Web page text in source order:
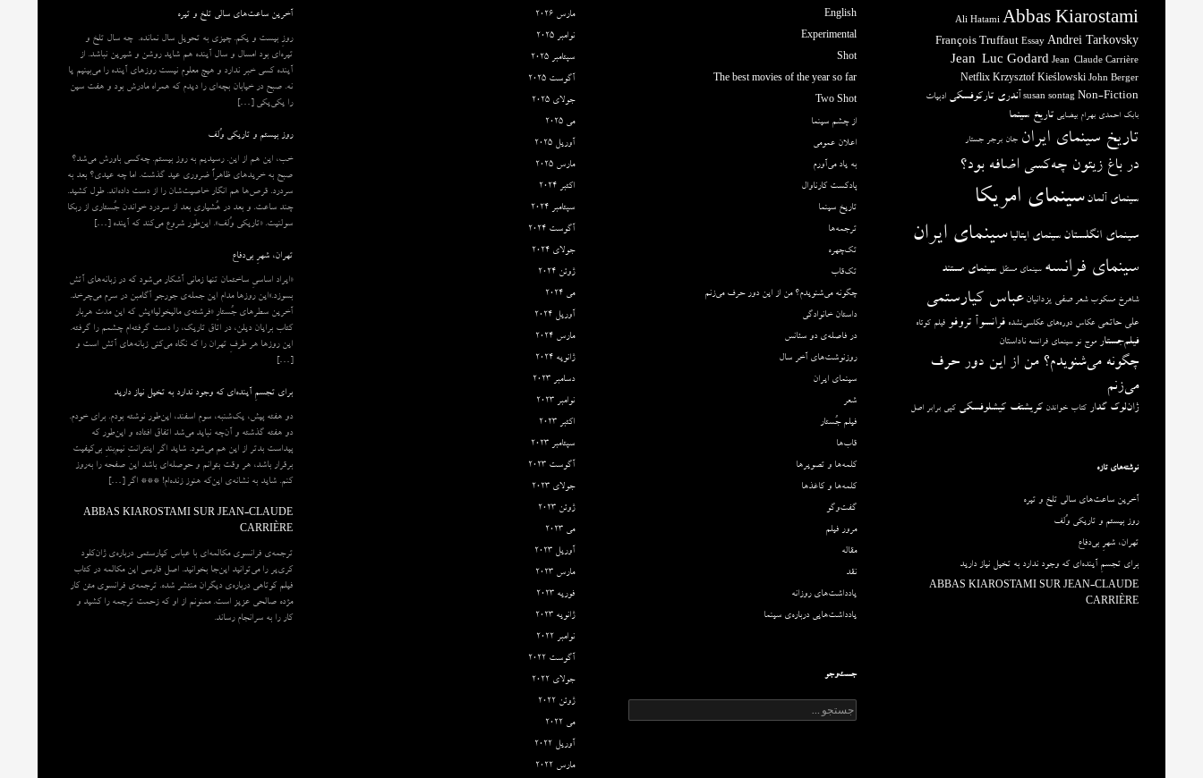
Abbas Kiarostami
Ali Hatami
Andrei Tarkovsky
Essay
François Truffaut
Jean-Claude Carrière
Jean-Luc Godard
John Berger
Krzysztof Kieślowski
Netflix
Non-Fiction
susan sontag آندری تارکوفسکی ادبیات
بابک احمدی بهرام بیضایی تاریخ سینما
تاریخ سینمای ایران جان برجر جستار
در باغ زیتون چه‌کسی اضافه بود؟
سینمای آلمان سینمای امریکا
سینمای انگلستان سینمای ایتالیا سینمای ایران
سینمای فرانسه سینمای مستقل سینمای مستند
شاهرخ مسکوب شعر صفی یزدانیان عباس کیارستمی
علی حاتمی عکاس دوره‌های عکاسی‌نشده فرانسوآ تروفو فیلم کوتاه
فیلم‌جستار موج نو سینمای فرانسه ناداستان
چگونه می‌شنویدم؟ من از این دور حرف
می‌زنم
ژان‌لوک گدار کتاب خواندن کریشتف کیشلوفسکی کپی برابر اصل
English
Experimental
Shot
The best movies of the year so far
Two Shot
از چشم سینما
اعلان عمومی
به یاد می‌آورم
پادکست کارناوال
تاریخ سینما
ترجمه‌ها
تک‌چهره
تک‌قاب
چگونه می‌شنویدم؟ من از این دور حرف می‌زنم
داستان خانوادگی
در فاصله‌ی دو سئانس
روزنوشت‌های آخر سال
سینمای ایران
شعر
فیلم جُستار
قاب‌ها
کلمه‌ها و تصویرها
کلمه‌ها و کاغذها
گفت‌وگو
مرور فیلم
مقاله‌
نقد
یادداشت‌های روزانه
یادداشت‌هایی درباره‌ی سینما
مارس 2026
نوامبر 2025
سپتامبر 2025
آگوست 2025
جولای 2025
می 2025
آوریل 2025
مارس 2025
اکتبر 2024
سپتامبر 2024
آگوست 2024
جولای 2024
ژوئن 2024
می 2024
آوریل 2024
مارس 2024
ژانویه 2024
دسامبر 2023
نوامبر 2023
اکتبر 2023
سپتامبر 2023
آگوست 2023
جولای 2023
ژوئن 2023
می 2023
آوریل 2023
مارس 2023
فوریه 2023
ژانویه 2023
نوامبر 2022
آگوست 2022
جولای 2022
ژوئن 2022
می 2022
آوریل 2022
مارس 2022
آخرین ساعت‌های سالی تلخ و تیره
روزِ بیست و یکم. چیزی به تحویل سال نمانده. چه سال تلخ و
تیره‌ای بود امسال و سال آینده هم شاید روشن و شیرین نباشد. از
آینده کسی خبر ندارد و هیچ معلوم نیست روزهای آینده را می‌بینیم یا
نه. صبح در خیابان بچه‌ای را دیدم که همراه مادرش بود و هفت سین
را یکی‌یکی […]
روز بیستم و تاریکی وُلف
خب، این هم از این. رسیدیم به روز بیستم. چه‌کسی باورش می‌شد؟
صبح به خریدهای ظاهراً ضروری عید گذشت. اما چه عیدی؟ بعد به
سردرد. قرص‌ها هم انگار خاصیت‌شان را از دست داده‌اند. طول کشید.
چند ساعت. و بعد در هُشیاریِ بعد از سردرد خواندن جُستاری از ربکا
سولنیت. «تاریکی وُلف». این‌طور شروع می‌‌کند که آینده […]
تهران، شهرِ بی‌دفاع
«ایراد اساسیِ ساختمان تنها زمانی آشکار می‌شود که در زبانه‌‌های آتش
بسوزد.»این روزها مدام این جمله‌ی جورجو آگامبن در سرم می‌چرخد.
آخرین سطرهای جُستارِ «فرشته‌ی مالیخولیا»یش که این مدت هربار
کتاب برایان دیلن، در اتاق تاریک، را دست گرفته‌ام چشمم را گرفته.
این روزها هر طرفِ تهران را که نگاه می‌کنی زبانه‌های آتش است و
[…]
برای تجسمِ آینده‌ای که وجود ندارد به تخیل نیاز دارید
دو هفته پیش، یک‌شنبه، سوم اسفند، این‌طور نوشته بودم. برای خودم.
دو هفته گذشته و آن‌چه نباید می‌شد اتفاق افتاده و این‌طور که
پیداست بدتر از این هم می‌شود. شاید اگر اینترانتِ نیم‌بندِ بی‌کیفیت
برقرار باشد، هر وقت بتوانم و حوصله‌ای باشد این صفحه را به‌روز
کنم. شاید به نشانه‌ی این‌که هنوز زنده‌ام! *** اگر […]
ABBAS KIAROSTAMI SUR JEAN-CLAUDE
CARRIÈRE
ترجمه‌ی فرانسوی مکالمه‌ای با عباس کیارستمی درباره‌ی ژان‌کلود
کری‌یر را می‌توانید این‌جا بخوانید. اصل فارسی این مکالمه در کتاب
فیلم کوتاهی درباره‌ی دیگران منتشر شده. ترجمه‌ی فرانسوی متن کار
مژده صالحی عزیز است. ممنونم از او که زحمت ترجمه را کشید و
کار را به سرانجام رساند.
نوشته‌های تازه
آخرین ساعت‌های سالی تلخ و تیره
روز بیستم و تاریکی وُلف
تهران، شهرِ بی‌دفاع
برای تجسمِ آینده‌ای که وجود ندارد به تخیل نیاز دارید
ABBAS KIAROSTAMI SUR JEAN-CLAUDE
CARRIÈRE
جست‌وجو
ج
س